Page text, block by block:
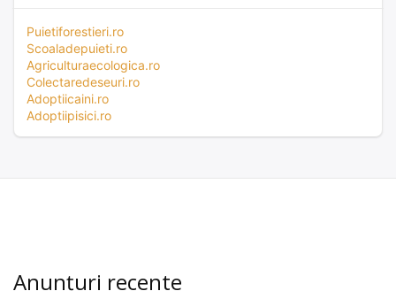
Puietiforestieri.ro
Scoaladepuieti.ro
Agriculturaecologica.ro
Colectaredeseuri.ro
Adoptiicaini.ro
Adoptiipisici.ro
Anunțuri recente